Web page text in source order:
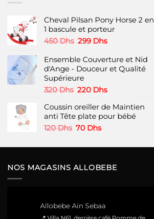
Cheval Pilsan Pony Horse 2 en
1 bascule et porteur
450Dhs Le
initial
était :
450 Dhs.
299 DhsLe
actuel
est :
Ensemble Couverture et Nid
d'Ange - Douceur et Qualité
Supérieure
320Dhs Le
initial
était :
320 Dhs.
220 DhsLe
actuel
est :
Coussin oreiller de Maintien
anti Tête plate pour bébé
120Dhs Le
initial
120 Dhs.
70 DhsLe
actuel
70 Dhs.
NOS MAGASINS ALLOBEBE
Allobebe Ain Sebaa